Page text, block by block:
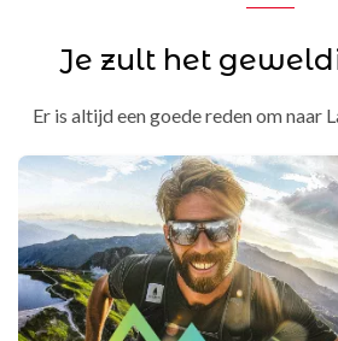
Je zult het
Er is altijd een goede reden om naar